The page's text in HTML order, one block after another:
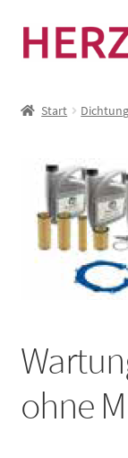
Zur
Navigation
Zum
Inhalt
BHKW-
Lüftung
Angebote
Start
ohne